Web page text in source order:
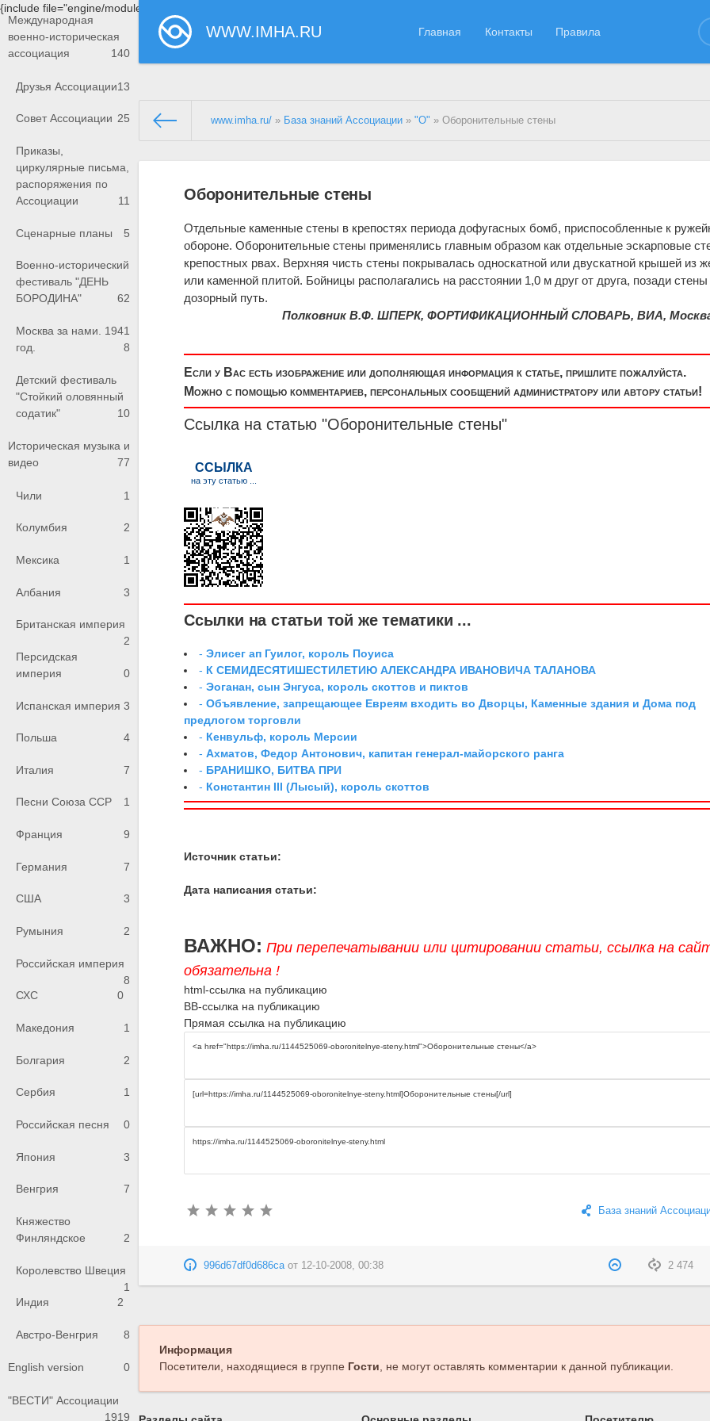
{include file="engine/modules/saperu/head.php"}
WWW.IMHA.RU Главная Контакты Правила
Международная
военно-историческая
ассоциация
140
Друзья Ассоциации13
Совет Ассоциации 25
Приказы,
циркулярные письма,
распоряжения по
Ассоциации
11
Сценарные планы 5
Военно-исторический
фестиваль "ДЕНЬ
БОРОДИНА"
62
Москва за нами. 1941
год.
8
Детский фестиваль
"Стойкий оловянный
содатик"
10
Историческая музыка и
видео
77
Чили 1
Колумбия 2
Мексика 1
Албания 3
Британская империя
2
Персидская
империя
0
Испанская империя 3
Польша 4
Италия 7
Песни Союза ССР 1
Франция 9
Германия 7
США 3
Румыния 2
Российская империя
8
СХС
0
Македония 1
Болгария 2
Сербия 1
Российская песня 0
Япония 3
Венгрия 7
Княжество
Финляндское
2
Королевство Швеция
1
Индия
2
Австро-Венгрия 8
English version 0
"ВЕСТИ" Ассоциации
1919
www.imha.ru/ » База знаний Ассоциации »"О" » Оборонительные стены
Оборонительные стены
Отдельные каменные стены в крепостях периода дофугасных бомб, приспособленные к
обороне. Оборонительные стены применялись главным образом как отдельные эскарповые
крепостных рвах. Верхняя чисть стены покрывалась односкатной или двускатной крышей из
или каменной плитой. Бойницы располагались на расстоянии 1,0 м друг от друга, позади
дозорный путь.
Полковник В.Ф. ШПЕРК, ФОРТИФИКАЦИОННЫЙ СЛОВАРЬ, ВИА,
Если у Вас есть изображение или дополняющая информация к статье, пришлите пожалуйста.
Можно с помощью комментариев, персональных сообщений администратору или автору статьи!
Ссылка на статью "Оборонительные стены"
Ссылки на статьи той же тематики ...
-Элисег ап Гуилог, король Поуиса
- К СЕМИДЕСЯТИШЕСТИЛЕТИЮ АЛЕКСАНДРА ИВАНОВИЧА ТАЛАНОВА
-Эоганан, сын Энгуса, король скоттов и пиктов
-Объявление, запрещающее Евреям входить во Дворцы, Каменные здания и Дома под
предлогом торговли
- Кенвульф, король Мерсии
-Ахматов, Федор Антонович, капитан генерал-майорского ранга
- БРАНИШКО, БИТВА ПРИ
- Константин III (Лысый), король скоттов
Источник статьи:
Дата написания статьи:
ВАЖНО: При перепечатывании или цитировании статьи, ссылка на
обязательна !
html-ссылка на публикацию
BB-ссылка на публикацию
Прямая ссылка на публикацию
База знаний
2 474
996d67df0d686caот 12-10-2008, 00:38
Информация
Посетители, находящиеся в группе Гости, не могут оставлять комментарии к данной публикации.